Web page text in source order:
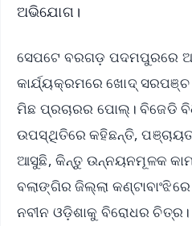
ଅଭିଯୋଗ।
ସେପଟେ ବରଗଡ଼ ପଦମପୁରରେ
କାର୍ଯ୍ୟକ୍ରମରେ ଖୋଦ୍
ମିଛ ପ୍ରଚାରର ପୋଲ୍। ବିଜେଡି
ଉପସ୍ଥିତିରେ କହିଛନ୍ତି,
ଆସୁଛି, କିନ୍ତୁ ଉନ୍ନୟନମୂଳକ
ବଲାଙ୍ଗିର ଜିଲ୍ଲା
ନବୀନ ଓଡ଼ିଶାକୁ ବିରୋଧର ଚିତ୍ର।